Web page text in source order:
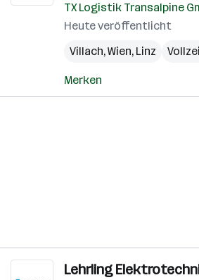
TX Logistik Transalpine
Heute veröffentlicht
Villach,Wien, Linz
Merken
Lehrling